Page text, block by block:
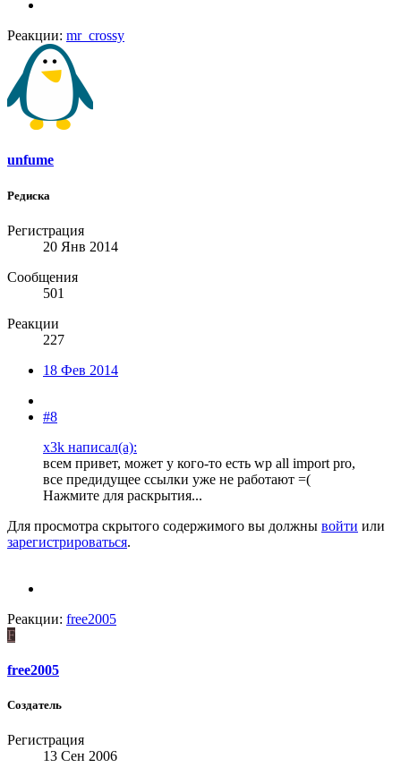
Реакции: mr_crossy
unfume
Редиска
Регистрация
20 Янв 2014
Сообщения
501
Реакции
227
18 Фев 2014
#8
x3k написал(а):
всем привет, может у кого-то есть wp all import pro,
все предидущее ссылки уже не работают =(
Нажмите для раскрытия...
Для просмотра скрытого содержимого вы должны войти или
зарегистрироваться.
Реакции: free2005
F
free2005
Создатель
Регистрация
13 Сен 2006